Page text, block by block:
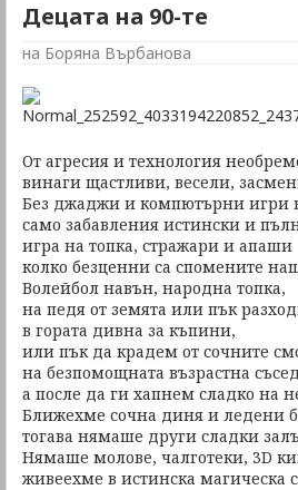
Децата на 90-те
на Боряна Върбанова
От агресия и технология
винаги щастливи, весели,
Без джаджи и компютърни игри
само забавления истински и
игра на топка, стражари и апаши
колко безценни са спомените
Волейбол навън, народна топка,
на педя от земята или пък
в гората дивна за къпини,
или пък да крадем от сочните
на безпомощната възрастна
а после да ги хапнем сладко на
Ближехме сочна диня и ледени
тогава нямаше други сладки
Нямаше молове, чалготеки, 3D
живеехме в истинска магическа